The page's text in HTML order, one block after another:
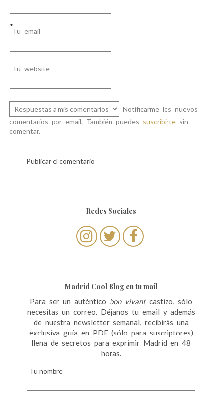
Tu email
*
Tu website
Notificarme los nuevos
comentarios por email. También puedes suscribirte sin
comentar.
Redes Sociales
Madrid Cool Blog en tu mail
Para ser un auténtico bon vivantcastizo, sólo
necesitas un correo. Déjanos tu email y además
de nuestra newsletter semanal, recibirás una
exclusiva guía en PDF (sólo para suscriptores)
llena de secretos para exprimir Madrid en 48
horas.
Tu nombre